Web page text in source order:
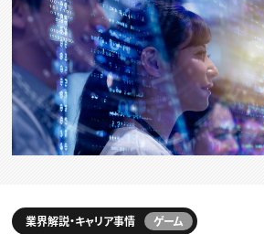
RECRUIT
クリエイター求人を探す
CREATIVE JOB求人検索
特集求人
採用説明会
スキルアップしたい！
業界解説・キャリア事情 ゲーム